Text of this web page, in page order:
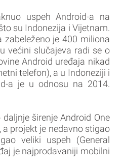
uspeh Android-a na
su Indonezija i Vijetnam.
zabeleženo je 400 miliona
većini slučajeva radi se o
Android uređaja nikad
telefon), a u Indoneziji i
a je u odnosu na 2014.
širenje Android One
a projekt je nedavno stigao
veliki uspeh (General
je najprodavaniji mobilni